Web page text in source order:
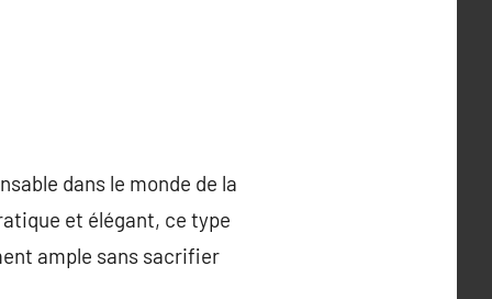
dans le monde de la
et élégant, ce type
ample sans sacrifier